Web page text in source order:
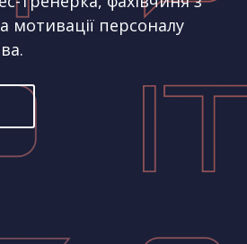
мотивації персоналу